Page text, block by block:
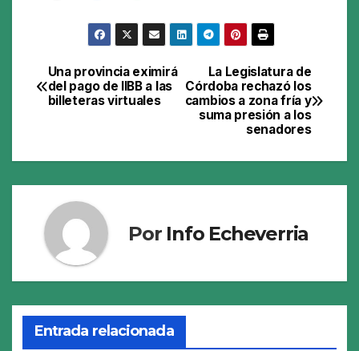
Navegación
de
La Legislatura de
Córdoba rechazó los
cambios a zona fría y
suma presión a los
senadores
Una provincia eximirá
del pago de IIBB a las
billeteras virtuales
Por Info Echeverria
Entrada relacionada